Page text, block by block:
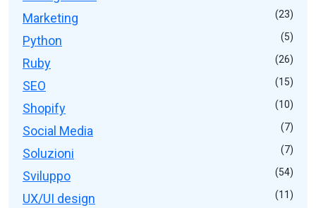
Marketing
(23)
Python (5)
Ruby (26)
SEO (15)
Shopify (10)
Social Media (7)
Soluzioni (7)
Sviluppo (54)
UX/UI design (11)